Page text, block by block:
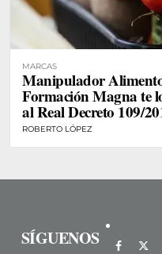
MARCAS
Manipulador
Formación Magna te
al Real Decreto 109/
ROBERTO LÓPEZ
SÍGUENOS